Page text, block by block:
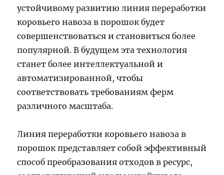
устойчивому развитию линия переработки
коровьего навоза в порошок будет
совершенствоваться и становиться более
популярной. В будущем эта технология
станет более интеллектуальной и
автоматизированной, чтобы
соответствовать требованиям ферм
различного масштаба.
Линия переработки коровьего навоза в
порошок представляет собой эффективный
способ преобразования отходов в ресурс,